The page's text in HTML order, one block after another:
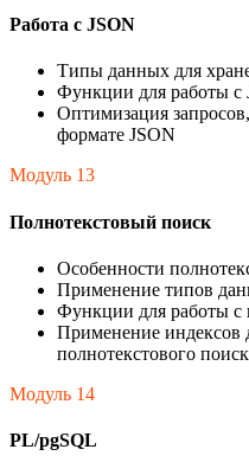
Работа с JSON
Типы данных для
Функции для работы с
Оптимизация
формате JSON
Модуль 13
Полнотекстовый поиск
Особенности
Применение типов
Функции для работы с
Применение индексов
полнотекстового
Модуль 14
PL/pgSQL